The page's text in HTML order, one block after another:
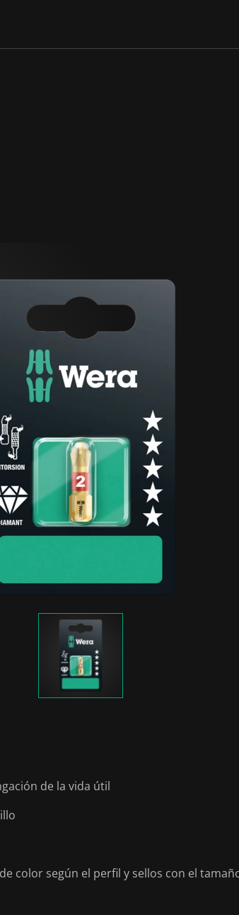
de la vida útil
color según el perfil y sellos con el